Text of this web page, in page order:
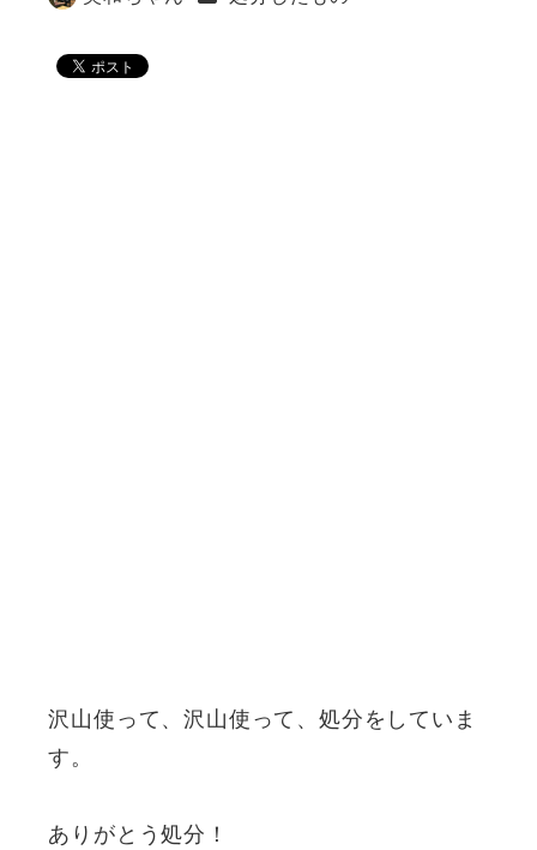
著
沢山使って、沢山使って、処分をしていま
す。
ありがとう処分！